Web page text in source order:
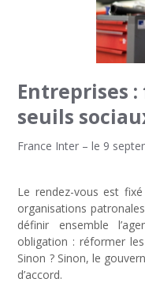
Entreprises
seuils
France Inter – le 9
Le rendez-vous est
organisations
définir ensemble
obligation : réformer
Sinon ? Sinon, le
d’accord.